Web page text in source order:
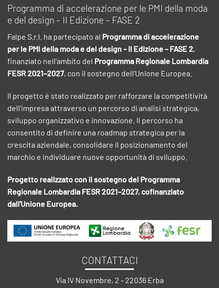
Programma di accelerazione per le PMI della moda
e del design – II Edizione – FASE 2
Falpe S.r.l. ha partecipato al Programma di accelerazione
per le PMI della moda e del design – II Edizione – FASE 2,
finanziato nell'ambito del Programma Regionale Lombardia
FESR 2021–2027, con il sostegno dell'Unione Europea.
Il progetto è stato realizzato per rafforzare la competitività
dell'impresa attraverso un percorso di analisi strategica,
sviluppo organizzativo e innovazione. Il percorso ha
consentito di definire una roadmap strategica per la
crescita aziendale, consolidare il posizionamento del
marchio e individuare nuove opportunità di sviluppo.
Progetto realizzato con il sostegno del Programma
Regionale Lombardia FESR 2021–2027, cofinanziato
dall'Unione Europea.
CONTATTACI
Via IV Novembre, 2 - 22036 Erba